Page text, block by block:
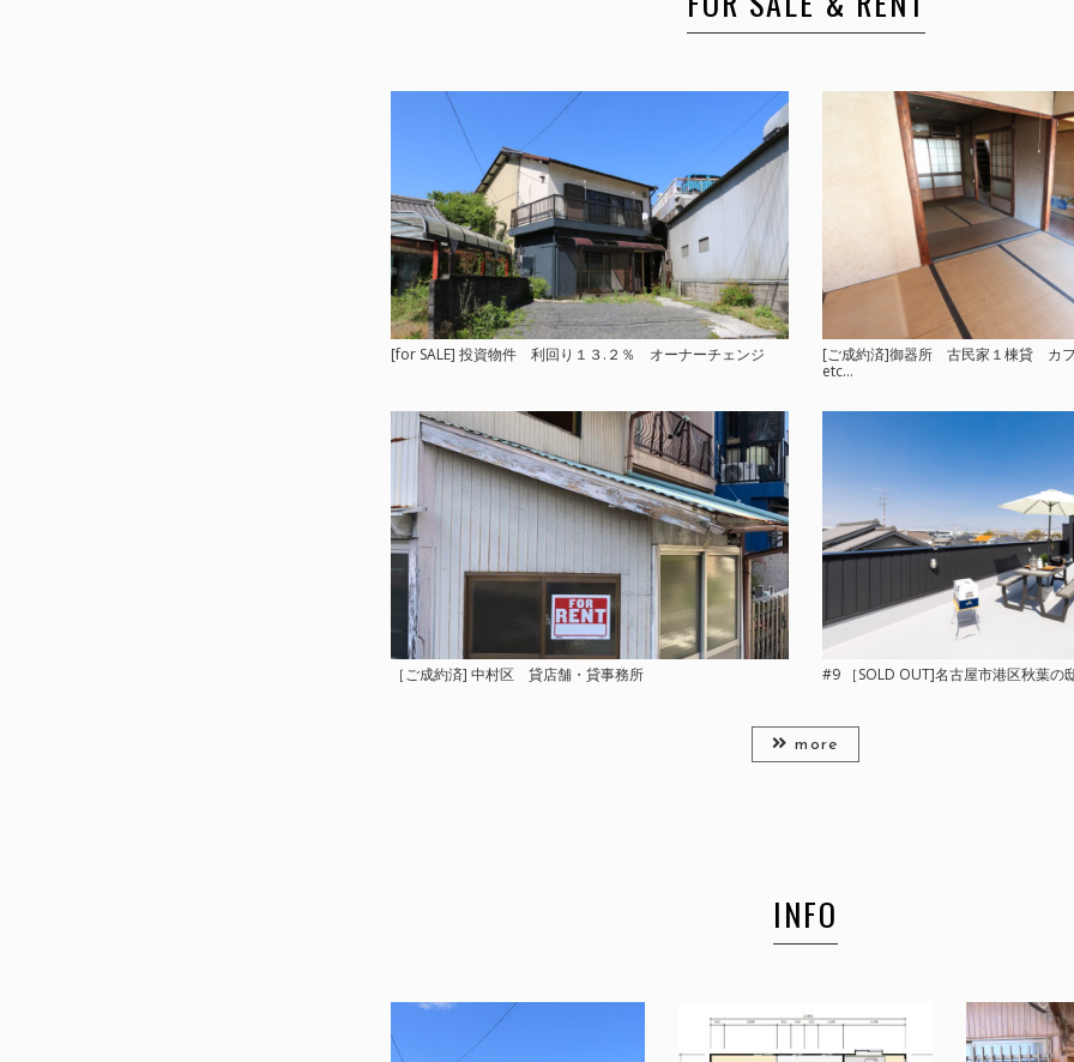
[for SALE] 投資物件 利回り１３.２％ オーナーチェンジ
[ご成約済]御器所 古民家１棟貸 カ
etc…
［ご成約済] 中村区 貸店舗・貸事務所 #9 ［SOLD OUT]名古屋市港区秋葉の
more
INFO